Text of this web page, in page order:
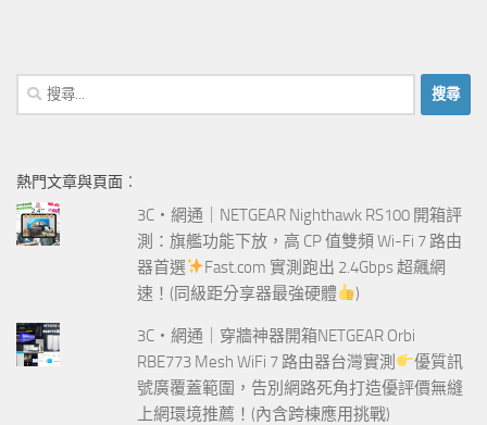
搜
尋
字:
熱門文章與頁面︰
3C‧網通｜NETGEAR Nighthawk RS100 開箱評
測：旗艦功能下放，高 CP 值雙頻 Wi-Fi 7 路由
器首選
Fast.com 實測跑出 2.4Gbps 超飆網
速！(同級距分享器最強硬體
)
3C‧網通｜穿牆神器開箱NETGEAR Orbi
RBE773 Mesh WiFi 7 路由器台灣實測
優質訊
號廣覆蓋範圍，告別網路死角打造優評價無縫
上網環境推薦！(內含跨棟應用挑戰)